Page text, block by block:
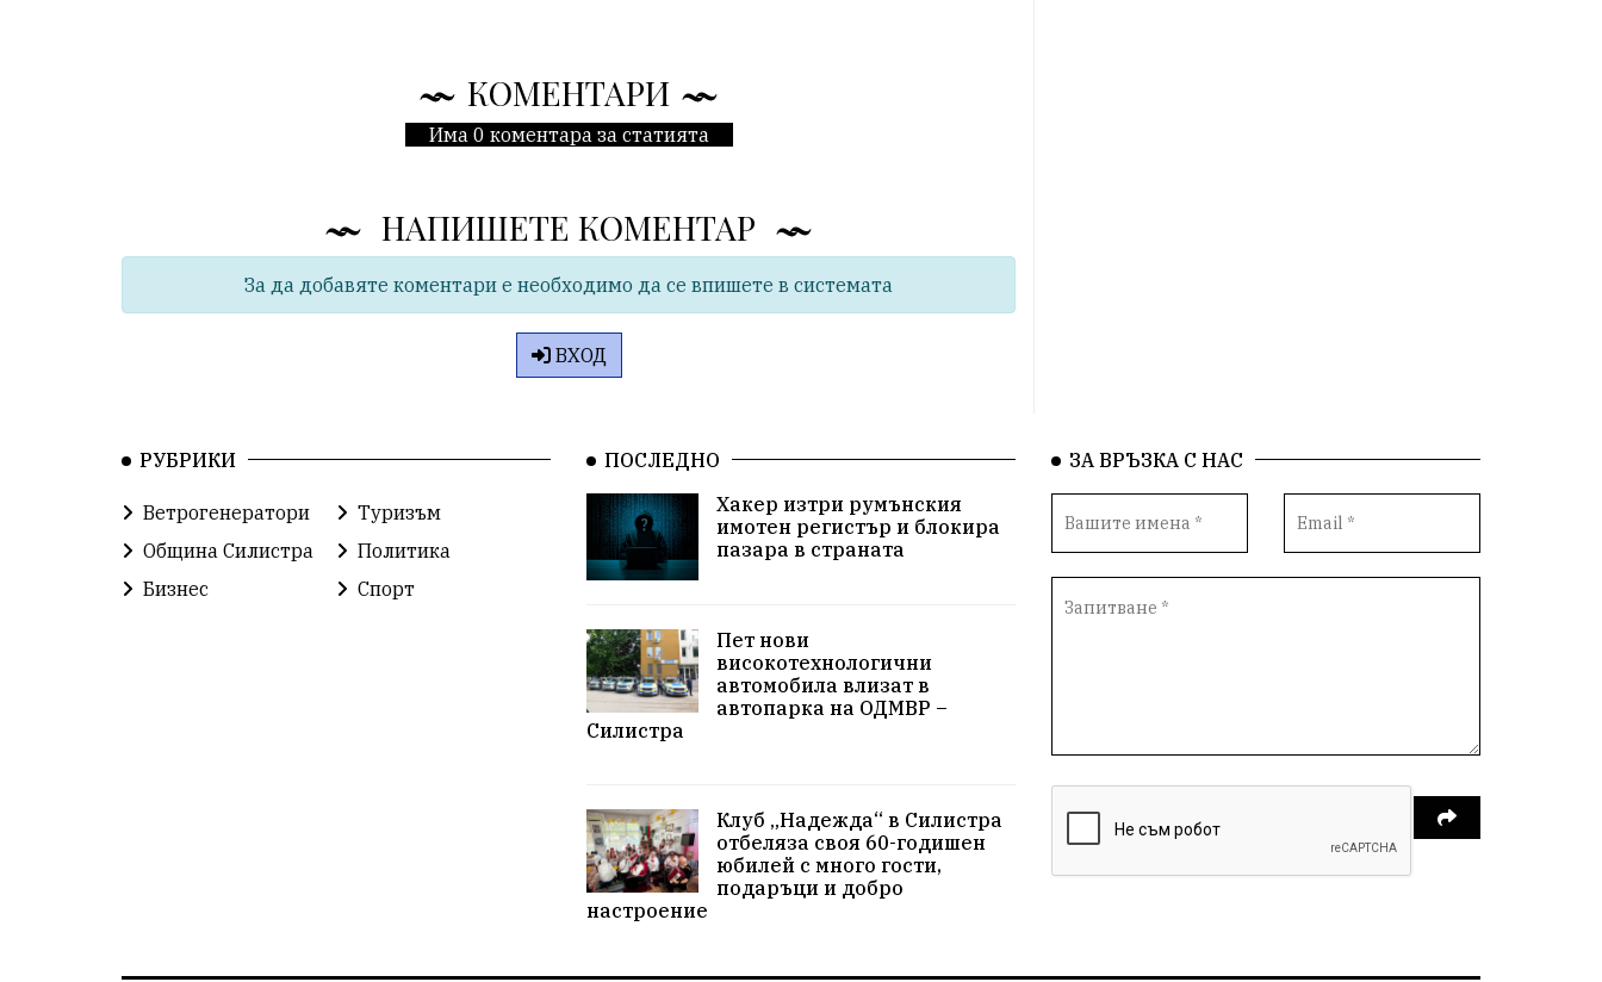
КОМЕНТАРИ
Има 0 коментара за статията
НАПИШЕТЕ КОМЕНТАР
За да добавяте коментари е необходимо да се впишете в системата
ВХОД
РУБРИКИ
Ветрогенератори
Туризъм
Община Силистра
Политика
Бизнес
Спорт
ПОСЛЕДНО
Хакер изтри румънския
имотен регистър и блокира
пазара в страната
Пет нови
високотехнологични
автомобила влизат в
автопарка на ОДМВР –
Силистра
Клуб „Надежда“ в Силистра
отбеляза своя 60-годишен
юбилей с много гости,
подаръци и добро
настроение
ЗА ВРЪЗКА С НАС